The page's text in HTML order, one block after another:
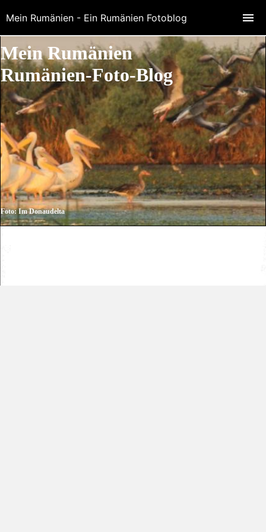
Mein Rumänien
Rumänien-Foto-Blog
Foto: Im Donaudelta
Mein Rumänien - Ein Rumänien Fotoblog